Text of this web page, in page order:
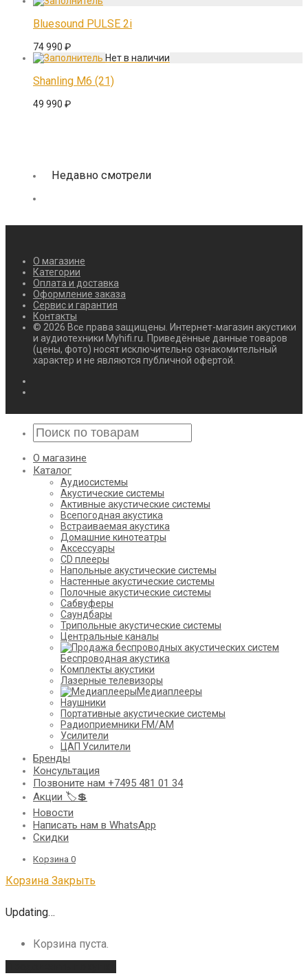
Bluesound PULSE 2i
74 990 ₽
Shanling M6 (21)
49 990 ₽
Недавно смотрели
О магазине
Категории
Оплата и доставка
Оформление заказа
Сервис и гарантия
Контакты
© 2026 Все права защищены. Интернет-магазин акустики
и аудиотехники Myhifi.ru. Приведённые данные товаров
(цены, фото) носят исключительно ознакомительный
характер и не являются публичной офертой.
О магазине
Каталог
Аудиосистемы
Акустические системы
Активные акустические системы
Всепогодная акустика
Встраиваемая акустика
Домашние кинотеатры
Аксессуары
CD плееры
Напольные акустические системы
Настенные акустические системы
Полочные акустические системы
Сабвуферы
Саундбары
Трипольные акустические системы
Центральные каналы
Беспроводная акустика
Комплекты акустики
Лазерные телевизоры
Медиаплееры
Наушники
Портативные акустические системы
Радиоприемники FM/AM
Усилители
ЦАП Усилители
Бренды
Консультация
Позвоните нам +7495 481 01 34
Акции 🏷️💲
Новости
Написать нам в WhatsApp
Скидки
Корзина 0
Корзина Закрыть
Updating…
Корзина пуста.